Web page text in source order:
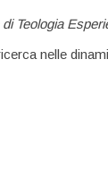
di Teologia
nelle